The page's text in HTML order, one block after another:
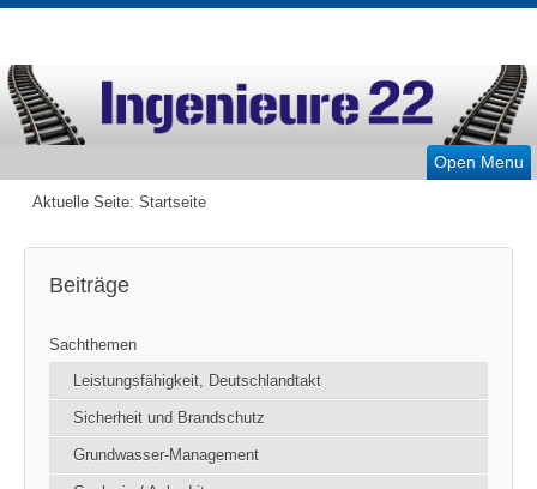
Open Menu
Aktuelle Seite: Startseite
Beiträge
Sachthemen
Leistungsfähigkeit, Deutschlandtakt
Sicherheit und Brandschutz
Grundwasser-Management